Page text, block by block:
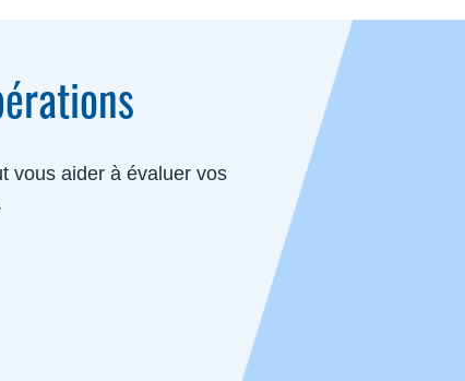
vous aider à évaluer vos